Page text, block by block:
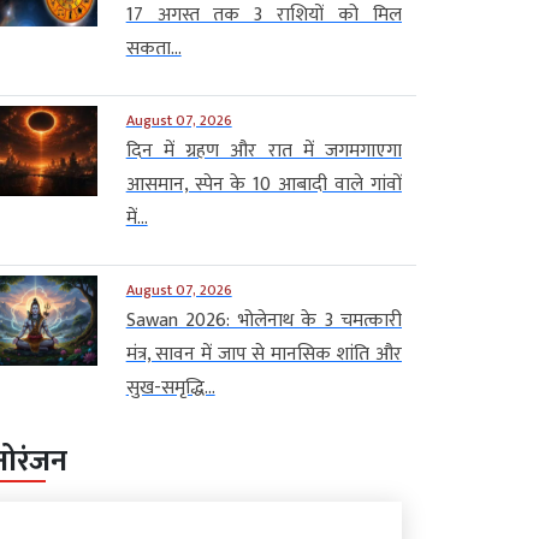
17 अगस्त तक 3 राशियों को मिल
सकता...
August 07, 2026
दिन में ग्रहण और रात में जगमगाएगा
आसमान, स्पेन के 10 आबादी वाले गांवों
में...
August 07, 2026
Sawan 2026: भोलेनाथ के 3 चमत्कारी
मंत्र, सावन में जाप से मानसिक शांति और
सुख-समृद्धि...